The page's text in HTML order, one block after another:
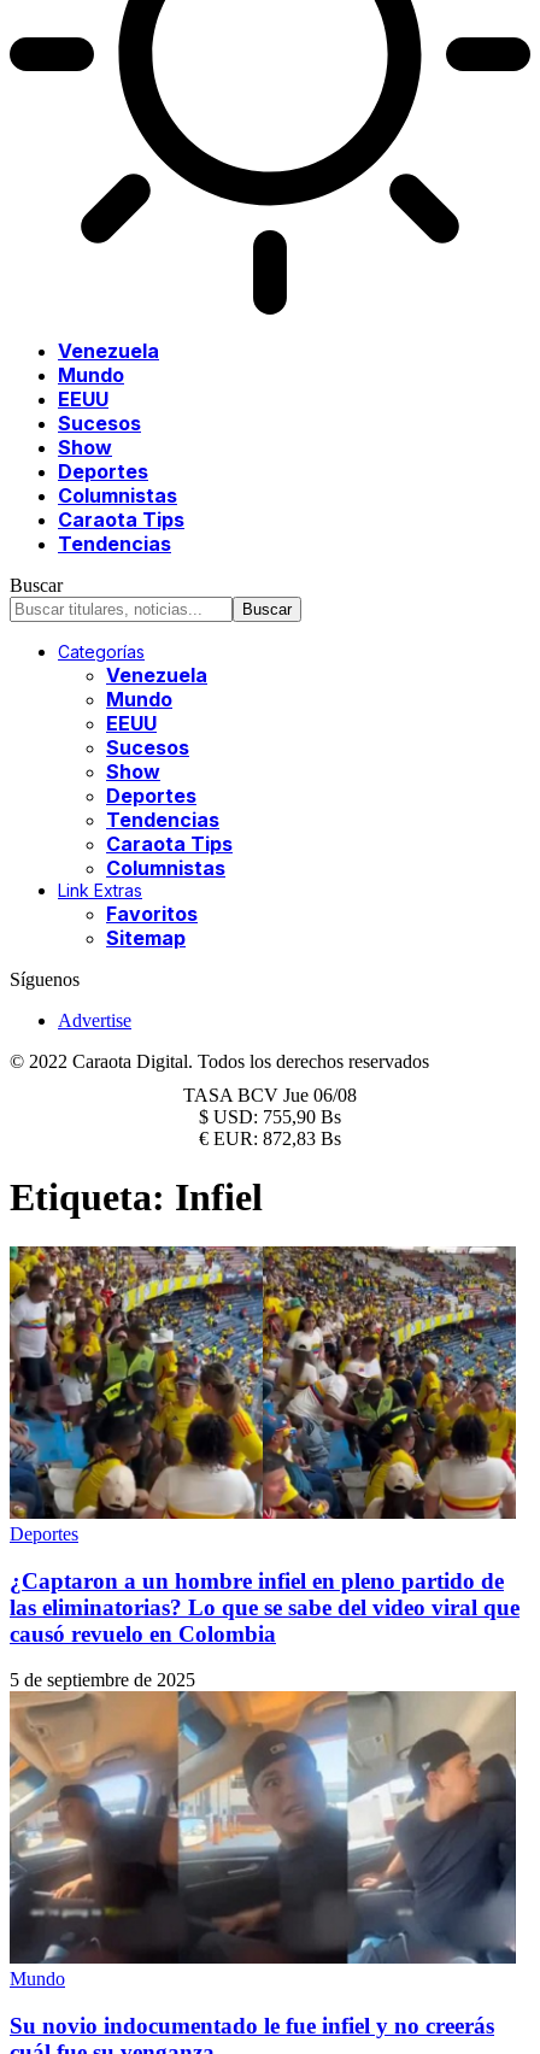
Venezuela
Mundo
EEUU
Sucesos
Show
Deportes
Columnistas
Caraota Tips
Tendencias
Buscar
Categorías
Venezuela
Mundo
EEUU
Sucesos
Show
Deportes
Tendencias
Caraota Tips
Columnistas
Link Extras
Favoritos
Sitemap
Síguenos
Advertise
© 2022 Caraota Digital. Todos los derechos reservados
TASA BCV Jue 06/08
$ USD: 755,90 Bs
€ EUR: 872,83 Bs
Etiqueta: Infiel
Deportes
¿Captaron a un hombre infiel en pleno partido de
las eliminatorias? Lo que se sabe del video viral que
causó revuelo en Colombia
5 de septiembre de 2025
Mundo
Su novio indocumentado le fue infiel y no creerás